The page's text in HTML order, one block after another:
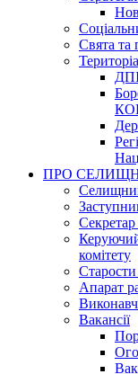
Свята та
ПРО
комітету
Апарат
Вакансії